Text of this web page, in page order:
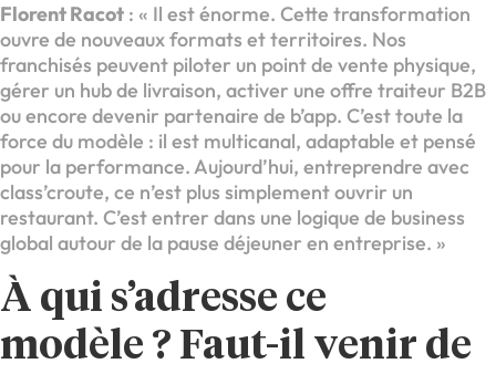
Florent Racot : « Il est énorme. Cette transformation
ouvre de nouveaux formats et territoires. Nos
franchisés peuvent piloter un point de vente physique,
gérer un hub de livraison, activer une offre traiteur B2B
ou encore devenir partenaire de b’app. C’est toute la
force du modèle : il est multicanal, adaptable et pensé
pour la performance. Aujourd’hui, entreprendre avec
class’croute, ce n’est plus simplement ouvrir un
restaurant. C’est entrer dans une logique de business
global autour de la pause déjeuner en entreprise. »
À qui s’adresse ce
modèle ? Faut-il venir de